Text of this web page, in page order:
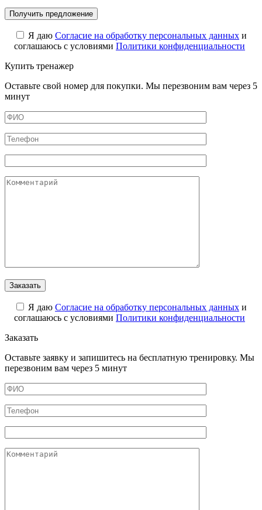
Я даю Cогласие на обработку персональных данных и
соглашаюсь с условиями Политики конфиденциальности
Купить тренажер
Оставьте свой номер для покупки. Мы перезвоним вам через 5
минут
Я даю Cогласие на обработку персональных данных и
соглашаюсь с условиями Политики конфиденциальности
Заказать
Оставьте заявку и запишитесь на бесплатную тренировку. Мы
перезвоним вам через 5 минут